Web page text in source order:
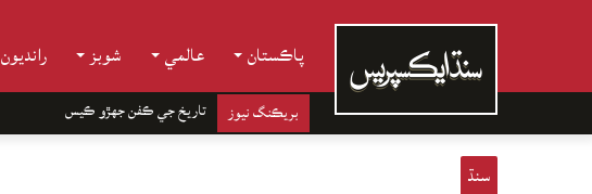
پاڪستان عالمي شوبز رانديون
بريڪنگ نيوز تاريخ جي ڪفن جھڙو ڪيس
سنڌ